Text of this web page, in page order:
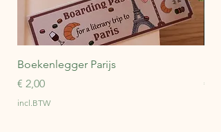
Boekenlegger Parijs
Prijs
€ 2,00
incl.BTW
Prijs
€